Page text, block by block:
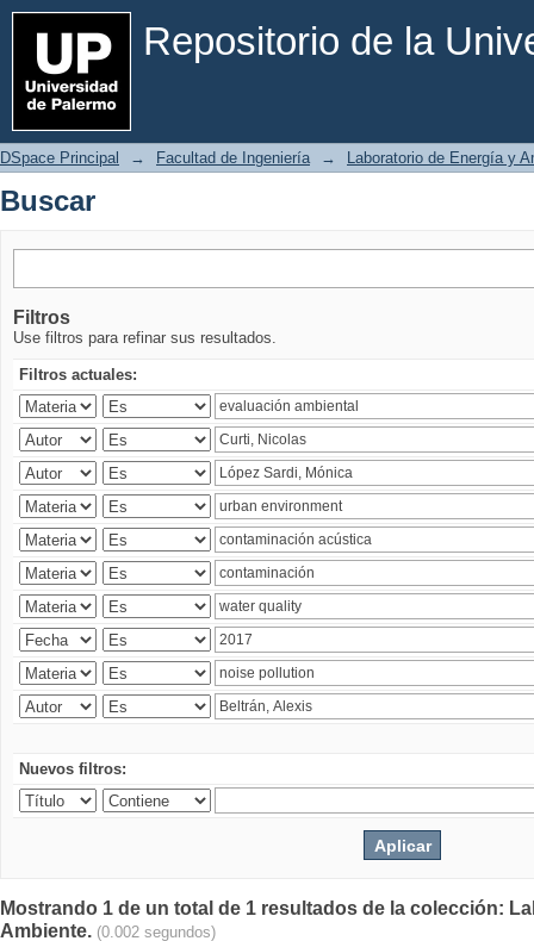
Repositorio de la
Buscar
DSpace Principal → Facultad de Ingeniería → Laboratorio de Energía y
Buscar
Filtros
Use filtros para refinar sus resultados.
Filtros actuales:
Nuevos filtros:
Mostrando 1 de un total de 1 resultados de la colección:
Ambiente. (0.002 segundos)